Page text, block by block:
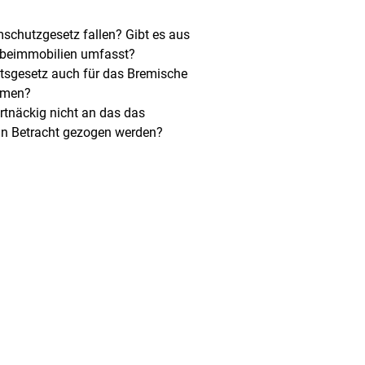
fallen? Gibt es aus
umfasst?
auch für das Bremische
nicht an das das
Betracht gezogen werden?